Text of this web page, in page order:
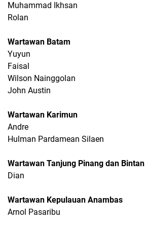
Muhammad Ikhsan
Rolan
Wartawan Batam
Yuyun
Faisal
Wilson Nainggolan
John Austin
Wartawan Karimun
Andre
Hulman Pardamean Silaen
Wartawan Tanjung Pinang dan Bintan
Dian
Wartawan Kepulauan Anambas
Arnol Pasaribu